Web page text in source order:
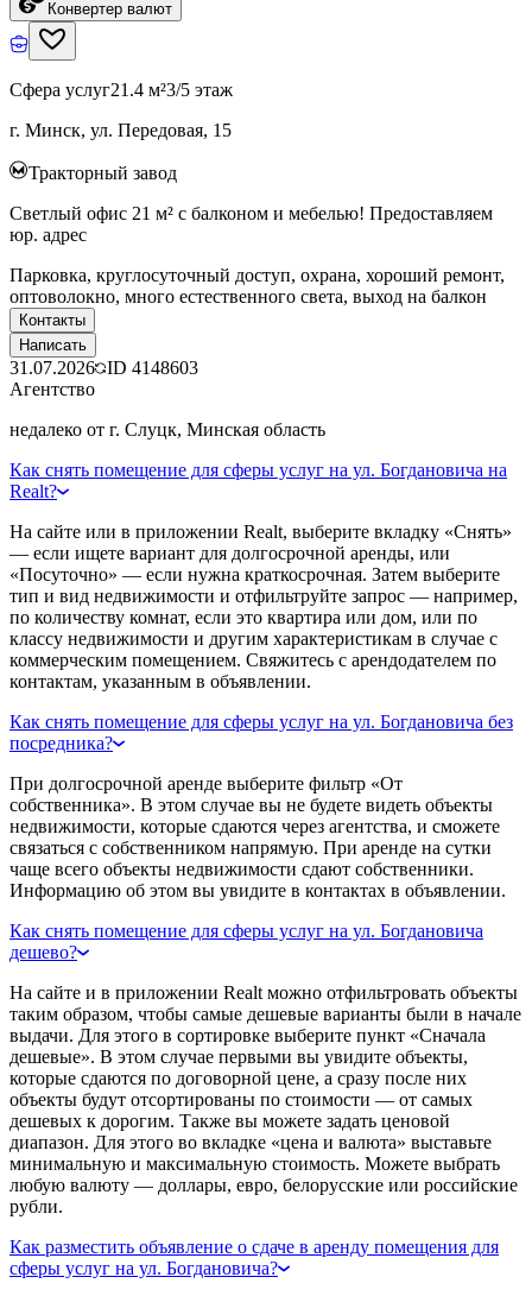
Конвертер валют
Сфера услуг21.4 м²3/5 этаж
г. Минск, ул. Передовая, 15
Тракторный завод
Светлый офис 21 м² с балконом и мебелью! Предоставляем
юр. адрес
Парковка, круглосуточный доступ, охрана, хороший ремонт,
оптоволокно, много естественного света, выход на балкон
Контакты
Написать
31.07.2026 ID 4148603
Агентство
недалеко от г. Слуцк, Минская область
Как снять помещение для сферы услуг на ул. Богдановича на
Realt?
На сайте или в приложении Realt, выберите вкладку «Снять»
— если ищете вариант для долгосрочной аренды, или
«Посуточно» — если нужна краткосрочная. Затем выберите
тип и вид недвижимости и отфильтруйте запрос — например,
по количеству комнат, если это квартира или дом, или по
классу недвижимости и другим характеристикам в случае с
коммерческим помещением. Свяжитесь с арендодателем по
контактам, указанным в объявлении.
Как снять помещение для сферы услуг на ул. Богдановича без
посредника?
При долгосрочной аренде выберите фильтр «От
собственника». В этом случае вы не будете видеть объекты
недвижимости, которые сдаются через агентства, и сможете
связаться с собственником напрямую. При аренде на сутки
чаще всего объекты недвижимости сдают собственники.
Информацию об этом вы увидите в контактах в объявлении.
Как снять помещение для сферы услуг на ул. Богдановича
дешево?
На сайте и в приложении Realt можно отфильтровать объекты
таким образом, чтобы самые дешевые варианты были в начале
выдачи. Для этого в сортировке выберите пункт «Сначала
дешевые». В этом случае первыми вы увидите объекты,
которые сдаются по договорной цене, а сразу после них
объекты будут отсортированы по стоимости — от самых
дешевых к дорогим. Также вы можете задать ценовой
диапазон. Для этого во вкладке «цена и валюта» выставьте
минимальную и максимальную стоимость. Можете выбрать
любую валюту — доллары, евро, белорусские или российские
рубли.
Как разместить объявление о сдаче в аренду помещения для
сферы услуг на ул. Богдановича?